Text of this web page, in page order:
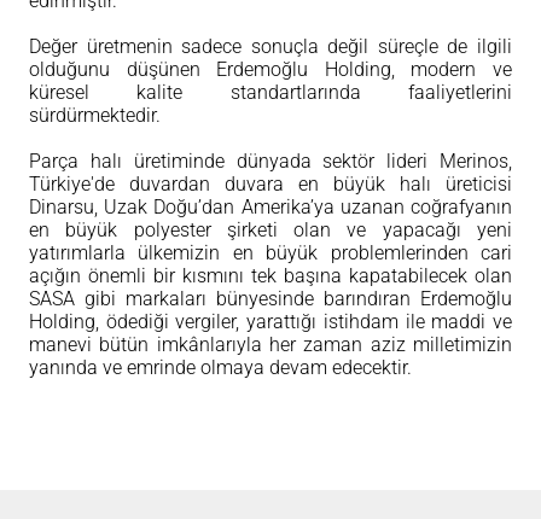
Değer üretmenin sadece sonuçla değil süreçle de ilgili
olduğunu düşünen Erdemoğlu Holding, modern ve
küresel kalite standartlarında faaliyetlerini
sürdürmektedir.
Parça halı üretiminde dünyada sektör lideri Merinos,
Türkiye'de duvardan duvara en büyük halı üreticisi
Dinarsu, Uzak Doğu’dan Amerika’ya uzanan coğrafyanın
en büyük polyester şirketi olan ve yapacağı yeni
yatırımlarla ülkemizin en büyük problemlerinden cari
açığın önemli bir kısmını tek başına kapatabilecek olan
SASA gibi markaları bünyesinde barındıran Erdemoğlu
Holding, ödediği vergiler, yarattığı istihdam ile maddi ve
manevi bütün imkânlarıyla her zaman aziz milletimizin
yanında ve emrinde olmaya devam edecektir.